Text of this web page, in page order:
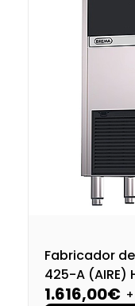
Fabricador de
425-A (AIRE)
1.616,00€